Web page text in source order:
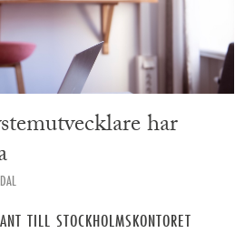
har
TILL STOCKHOLMSKONTORET